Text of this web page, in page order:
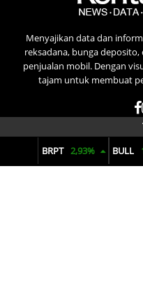
BRPT 2,93% BULL
Menyajikan data dan
reksadana, bunga
penjualan mobil. Dengan
tajam untuk membuat